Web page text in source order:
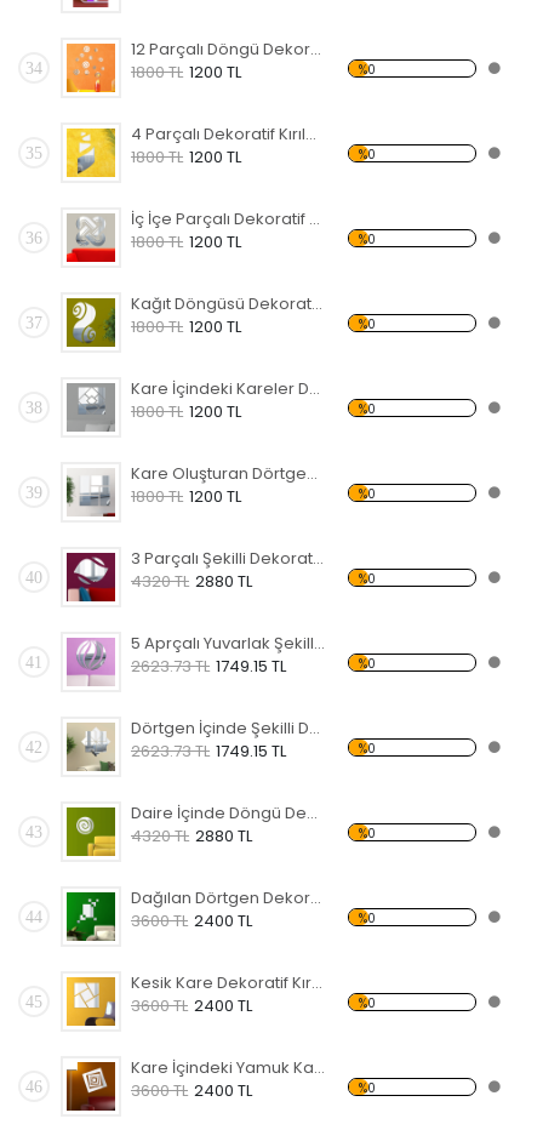
34
12 Parçalı Döngü Dekoratif Kırılmaz Ayna
1800 TL 1200 TL %0
35
4 Parçalı Dekoratif Kırılmaz Ayna
1800 TL 1200 TL %0
36
İç İçe Parçalı Dekoratif Kırılmaz Ayna
1800 TL 1200 TL %0
37
Kağıt Döngüsü Dekoratif Kırılmaz Ayna
1800 TL 1200 TL %0
38
Kare İçindeki Kareler Dekoratif Kırılmaz Ayna
1800 TL 1200 TL %0
39
Kare Oluşturan Dörtgenler Dekoratif Kırılmaz Ayna
1800 TL 1200 TL %0
40
3 Parçalı Şekilli Dekoratif Kırılmaz Ayna
4320 TL 2880 TL %0
41
5 Aprçalı Yuvarlak Şekilli Dekoratif Kırılmaz Ayna
2623.73 TL 1749.15 TL %0
42
Dörtgen İçinde Şekilli Dekoratif Kırılmaz Ayna
2623.73 TL 1749.15 TL %0
43
Daire İçinde Döngü Dekoratif Kırılmaz Ayna
4320 TL 2880 TL %0
44
Dağılan Dörtgen Dekoratif Kırılmaz Ayna
3600 TL 2400 TL %0
45
Kesik Kare Dekoratif Kırılmaz Ayna
3600 TL 2400 TL %0
46
Kare İçindeki Yamuk Kareler Dekoratif Kırılmaz Ayna
3600 TL 2400 TL %0